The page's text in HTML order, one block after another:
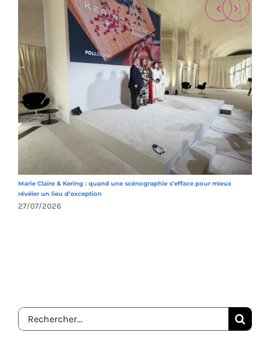
Marie Claire & Kering : quand une scénographie s’efface pour mieux
révéler un lieu d’exception
27/07/2026
Rechercher: